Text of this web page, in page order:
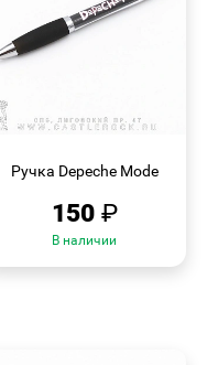
Ручка Depeche Mode
150 ₽
В наличии